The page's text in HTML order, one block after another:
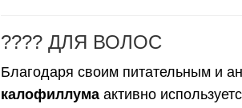
???? ДЛЯ ВОЛОС
Благодаря своим питательным и
калофиллума активно